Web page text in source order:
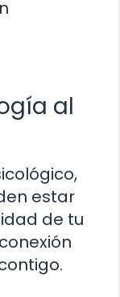
al
estar
de tu